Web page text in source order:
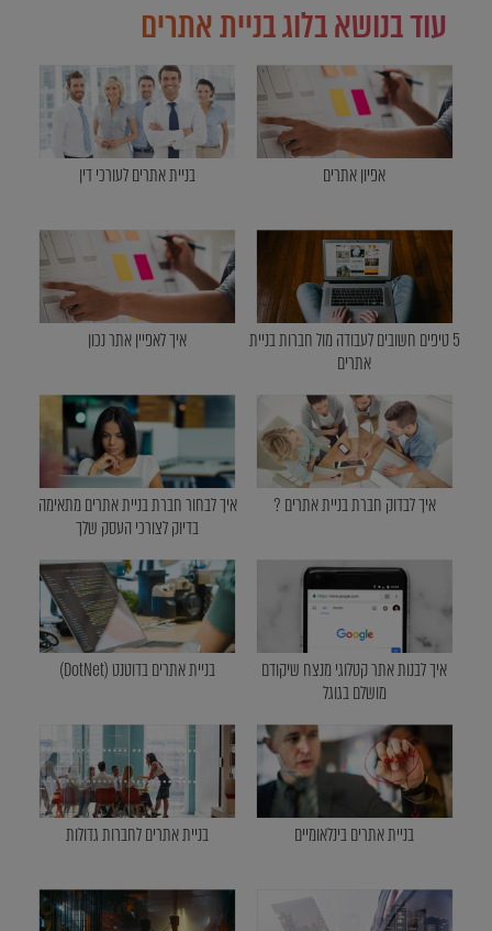
עוד בנושא בלוג בניית אתרים
אפיון אתרים בניית אתרים לעורכי דין
5 טיפים חשובים לעבודה מול חברות בניית
אתרים
איך לאפיין אתר נכון
איך לבדוק חברת בניית אתרים ?
איך לבחור חברת בניית אתרים מתאימה
בדיוק לצורכי העסק שלך
איך לבנות אתר קטלוגי מנצח שיקודם
מושלם בגוגל
בניית אתרים בדוטנט (DotNet)
בניית אתרים בינלאומיים בניית אתרים לחברות גדולות